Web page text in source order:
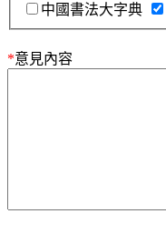
中國書法大字典
*意見內容